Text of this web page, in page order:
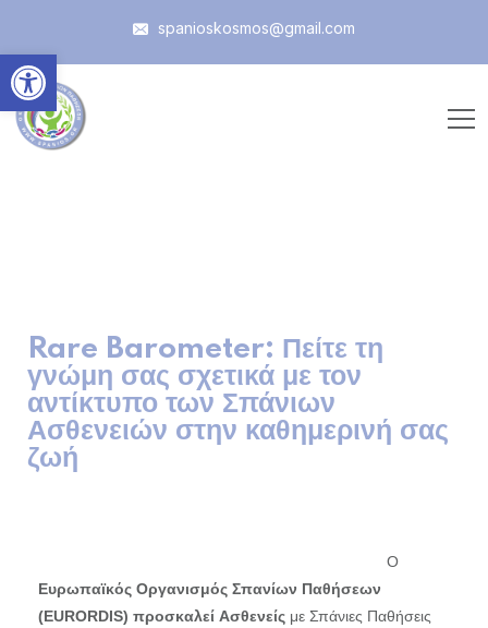
spanioskosmos@gmail.com
Rare Barometer: Πείτε τη
γνώμη σας σχετικά με τον
αντίκτυπο των Σπάνιων
Ασθενειών στην καθημερινή σας
ζωή
Ο
Ευρωπαϊκός Οργανισμός Σπανίων Παθήσεων
(EURORDIS) προσκαλεί Ασθενείς με Σπάνιες Παθήσεις
Ανοίξτε τη γραμμή